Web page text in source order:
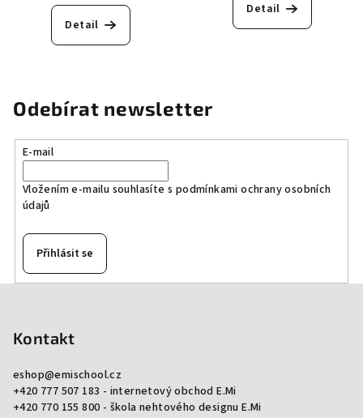
Detail
Detail
Odebírat newsletter
E-mail
Vložením e-mailu souhlasíte s podmínkami ochrany osobních
údajů
Přihlásit se
Kontakt
eshop@emischool.cz
+420 777 507 183 - internetový obchod E.Mi
+420 770 155 800 - škola nehtového designu E.Mi